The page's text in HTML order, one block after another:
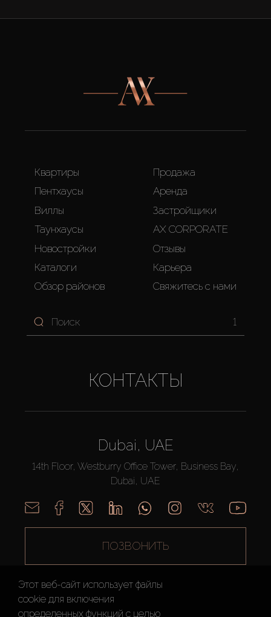
Квартиры
Пентхаусы
Виллы
Таунхаусы
Новостройки
Каталоги
Обзор районов
Продажа
Аренда
Застройщики
AX CORPORATE
Отзывы
Карьера
Свяжитесь с нами
1
КОНТАКТЫ
Dubai, UAE
14th Floor, Westburry Office Tower, Business Bay,
Dubai, UAE
ПОЗВОНИТЬ
Этот веб-сайт использует файлы
cookie для включения
определенных функций c целью